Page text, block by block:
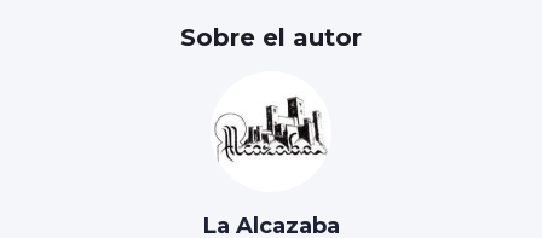
Sobre el autor
La Alcazaba